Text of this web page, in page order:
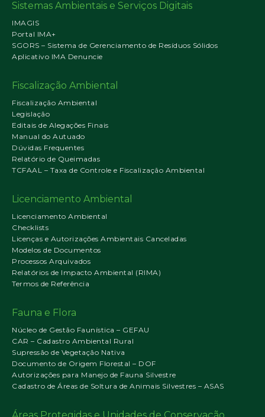
Sistemas Ambientais e Serviços Digitais
IMAGIS
Portal IMA+
SGORS – Sistema de Gerenciamento de Resíduos Sólidos
Aplicativo IMA Denuncie
Fiscalização Ambiental
Fiscalização Ambiental
Legislação
Editais de Alegações Finais
Manual do Autuado
Dúvidas Frequentes
Relatório de Queimadas
TCFAAL – Taxa de Controle e Fiscalização Ambiental
Licenciamento Ambiental
Licenciamento Ambiental
Checklists
Licenças e Autorizações Ambientais Canceladas
Modelos de Documentos
Processos Arquivados
Relatórios de Impacto Ambiental (RIMA)
Termos de Referência
Fauna e Flora
Núcleo de Gestão Faunística – GEFAU
CAR – Cadastro Ambiental Rural
Supressão de Vegetação Nativa
Documento de Origem Florestal – DOF
Autorizações para Manejo de Fauna Silvestre
Cadastro de Áreas de Soltura de Animais Silvestres – ASAS
Áreas Protegidas e Unidades de Conservação